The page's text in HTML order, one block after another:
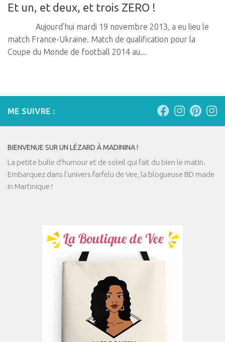
Et un, et deux, et trois ZERO !
Aujourd’hui mardi 19 novembre 2013, a eu lieu le
match France-Ukraine. Match de qualification pour la
Coupe du Monde de football 2014 au...
ME SUIVRE :
BIENVENUE SUR UN LÉZARD À MADININA !
La petite bulle d’humour et de soleil qui fait du bien le matin.
Embarquez dans l'univers farfelu de Vee, la blogueuse BD made
in Martinique !